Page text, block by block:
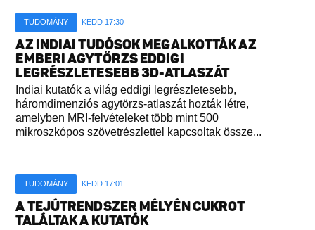
TUDOMÁNY KEDD 17:30
AZ INDIAI TUDÓSOK MEGALKOTTÁK AZ
EMBERI AGYTÖRZS EDDIGI
LEGRÉSZLETESEBB 3D-ATLASZÁT
Indiai kutatók a világ eddigi legrészletesebb,
háromdimenziós agytörzs-atlaszát hozták létre,
amelyben MRI-felvételeket több mint 500
mikroszkópos szövetrészlettel kapcsoltak össze...
TUDOMÁNY KEDD 17:01
A TEJÚTRENDSZER MÉLYÉN CUKROT
TALÁLTAK A KUTATÓK